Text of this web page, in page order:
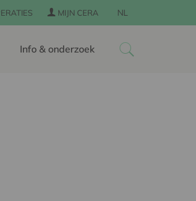
MIJN CERA NL
Info & onderzoek